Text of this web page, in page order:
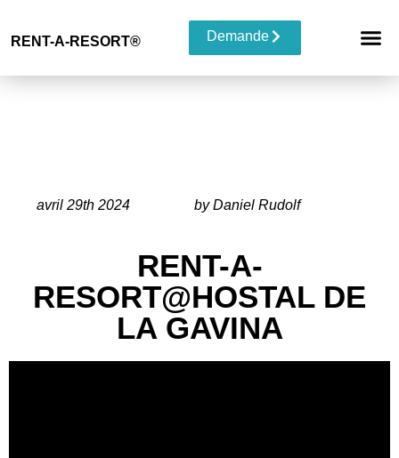
RENT-A-RESORT® Demande
avril 29th 2024 by Daniel Rudolf
RENT-A-
RESORT@HOSTAL DE
LA GAVINA